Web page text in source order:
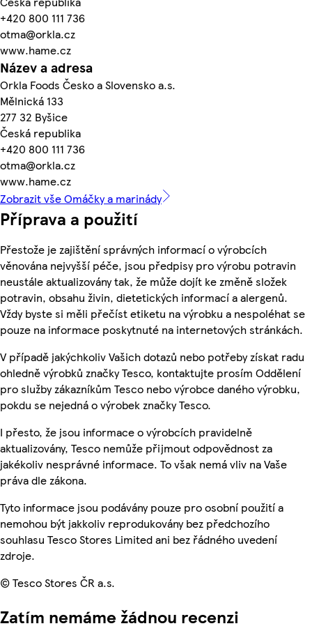
+420 800 111 736
otma@orkla.cz
www.hame.cz
Název a adresa
Orkla Foods Česko a Slovensko a.s.
Mělnická 133
277 32 Byšice
Česká republika
+420 800 111 736
otma@orkla.cz
www.hame.cz
Zobrazit vše Omáčky a marinády
Příprava a použití
Přestože je zajištění správných informací o výrobcích
věnována nejvyšší péče, jsou předpisy pro výrobu potravin
neustále aktualizovány tak, že může dojít ke změně složek
potravin, obsahu živin, dietetických informací a alergenů.
Vždy byste si měli přečíst etiketu na výrobku a nespoléhat se
pouze na informace poskytnuté na internetových stránkách.
V případě jakýchkoliv Vašich dotazů nebo potřeby získat radu
ohledně výrobků značky Tesco, kontaktujte prosím Oddělení
pro služby zákazníkům Tesco nebo výrobce daného výrobku,
pokdu se nejedná o výrobek značky Tesco.
I přesto, že jsou informace o výrobcích pravidelně
aktualizovány, Tesco nemůže přijmout odpovědnost za
jakékoliv nesprávné informace. To však nemá vliv na Vaše
práva dle zákona.
Tyto informace jsou podávány pouze pro osobní použití a
nemohou být jakkoliv reprodukovány bez předchozího
souhlasu Tesco Stores Limited ani bez řádného uvedení
zdroje.
© Tesco Stores ČR a.s.
Zatím nemáme žádnou recenzi